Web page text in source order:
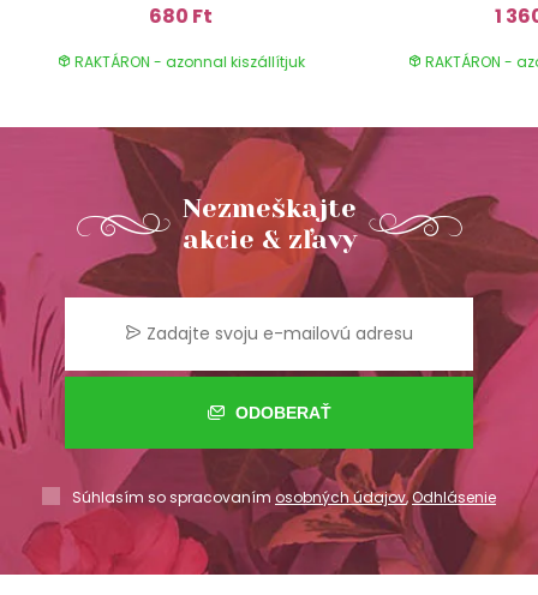
680 Ft
RAKTÁRON - azonnal kiszállítjuk
1
RAKTÁRON -
Nezmeškajte
akcie & zľavy
ODOBERAŤ
Súhlasím so spracovaním osobných údajov,Odhlásenie